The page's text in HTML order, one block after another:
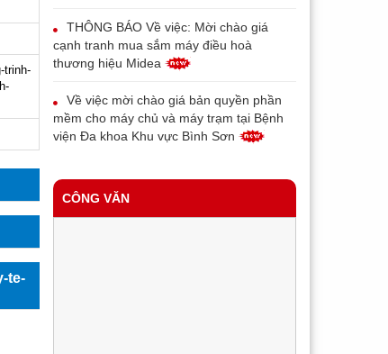
trinh-
te-
THÔNG BÁO Về việc: Mời chào giá
cạnh tranh mua sắm máy điều hoà
thương hiệu Midea
Về việc mời chào giá bản quyền phần
mềm cho máy chủ và máy trạm tại Bệnh
viện Đa khoa Khu vực Bình Sơn
gọi và mẫu con dấu của Bệnh viện đa
CÔNG VĂN